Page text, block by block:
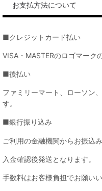
お支払方法について
■クレジットカード払い
VISA・MASTERのロゴマーク
■後払い
ファミリーマート、ローソン
す。
■銀行振り込み
ご利用の金融機関からお振込
入金確認後発送となります。
手数料はお客様負担でお願いい